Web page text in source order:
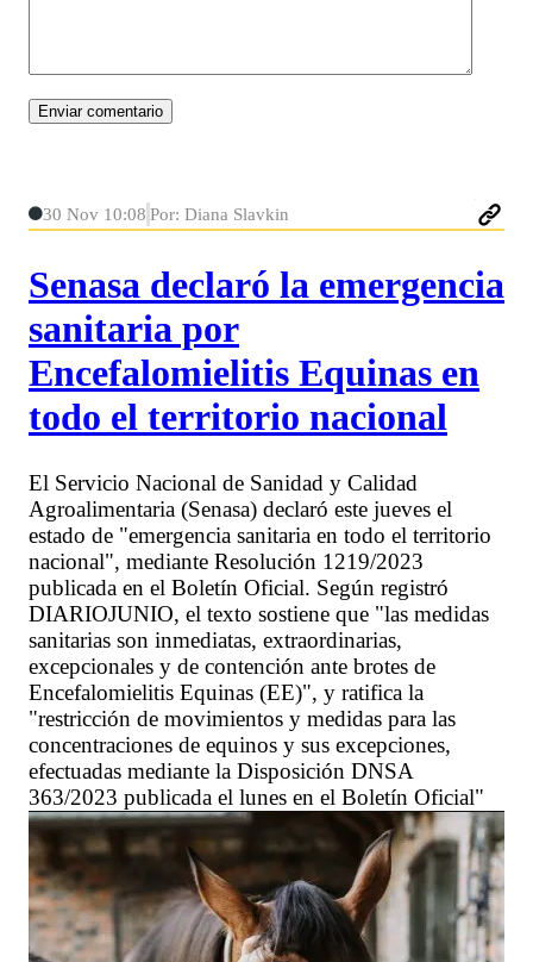
30 Nov 10:08 Por: Diana Slavkin
Senasa declaró la emergencia
sanitaria por
Encefalomielitis Equinas en
todo el territorio nacional
El Servicio Nacional de Sanidad y Calidad
Agroalimentaria (Senasa) declaró este jueves el
estado de "emergencia sanitaria en todo el territorio
nacional", mediante Resolución 1219/2023
publicada en el Boletín Oficial. Según registró
DIARIOJUNIO, el texto sostiene que "las medidas
sanitarias son inmediatas, extraordinarias,
excepcionales y de contención ante brotes de
Encefalomielitis Equinas (EE)", y ratifica la
"restricción de movimientos y medidas para las
concentraciones de equinos y sus excepciones,
efectuadas mediante la Disposición DNSA
363/2023 publicada el lunes en el Boletín Oficial"